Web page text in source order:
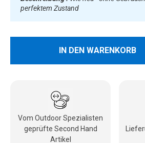
perfektem Zustand
IN DEN WARENKORB
Vom Outdoor Spezialisten
geprüfte Second Hand
Artikel